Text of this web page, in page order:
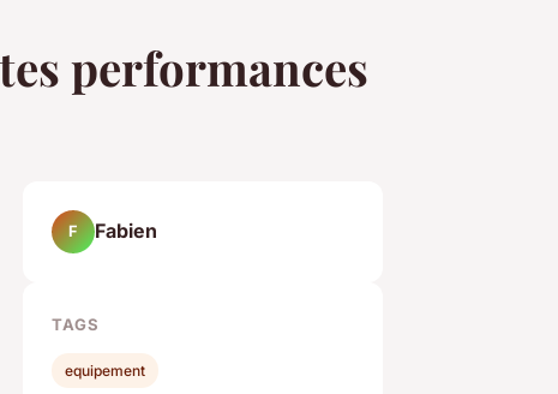
performances
F Fabien
TAGS
equipement